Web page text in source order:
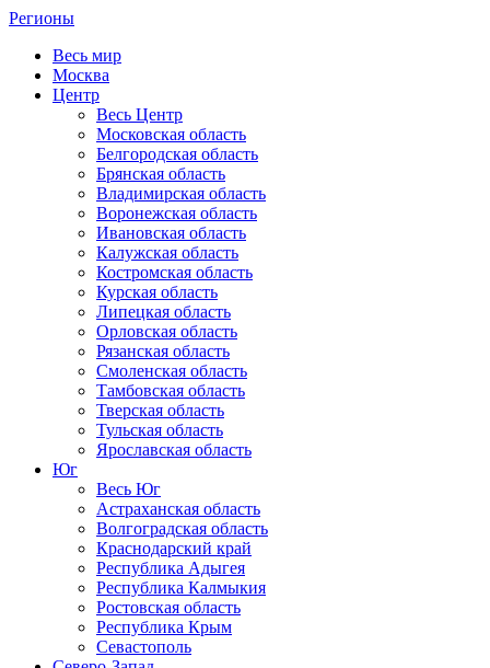
Регионы
Весь мир
Москва
Центр
Весь Центр
Московская область
Белгородская область
Брянская область
Владимирская область
Воронежская область
Ивановская область
Калужская область
Костромская область
Курская область
Липецкая область
Орловская область
Рязанская область
Смоленская область
Тамбовская область
Тверская область
Тульская область
Ярославская область
Юг
Весь Юг
Астраханская область
Волгоградская область
Краснодарский край
Республика Адыгея
Республика Калмыкия
Ростовская область
Республика Крым
Севастополь